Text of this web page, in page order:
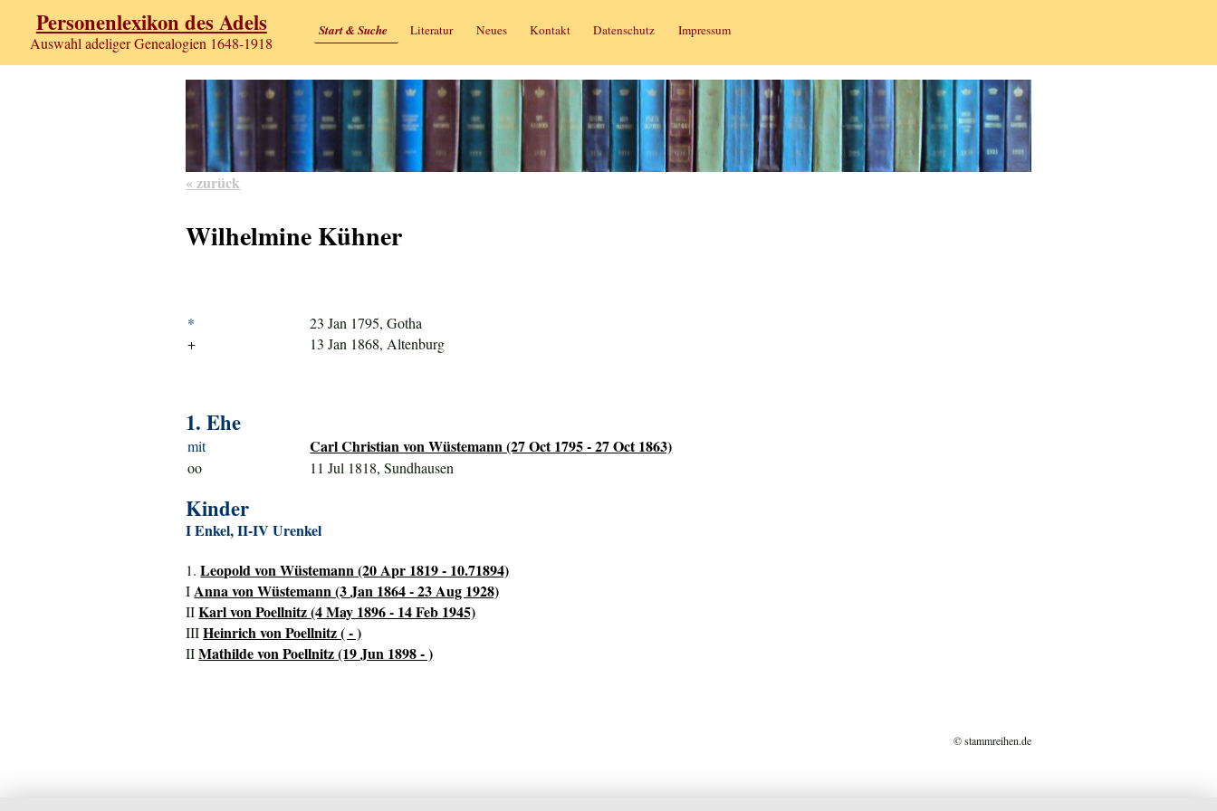
Personenlexikon des Adels
Auswahl adeliger Genealogien 1648-1918
Start & Suche Literatur Neues Kontakt Datenschutz Impressum
« zurück
Wilhelmine Kühner
*
23 Jan 1795, Gotha
+
13 Jan 1868, Altenburg
1. Ehe
mit Carl Christian von Wüstemann (27 Oct 1795 - 27 Oct 1863)
oo 11 Jul 1818, Sundhausen
Kinder
I Enkel, II-IV Urenkel
1.Leopold von Wüstemann (20 Apr 1819 - 10.71894)
IAnna von Wüstemann (3 Jan 1864 - 23 Aug 1928)
IIKarl von Poellnitz (4 May 1896 - 14 Feb 1945)
IIIHeinrich von Poellnitz ( - )
IIMathilde von Poellnitz (19 Jun 1898 - )
© stammreihen.de